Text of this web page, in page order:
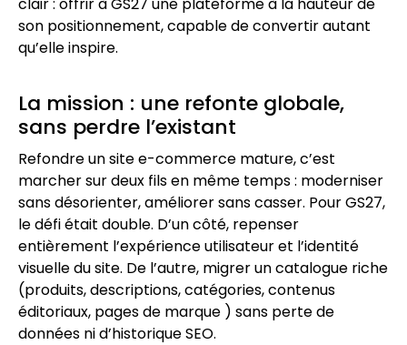
son positionnement, capable de convertir autant
qu’elle inspire.
La mission : une refonte globale,
sans perdre l’existant
Refondre un site e-commerce mature, c’est
marcher sur deux fils en même temps : moderniser
sans désorienter, améliorer sans casser. Pour GS27,
le défi était double. D’un côté, repenser
entièrement l’expérience utilisateur et l’identité
visuelle du site. De l’autre, migrer un catalogue riche
(produits, descriptions, catégories, contenus
éditoriaux, pages de marque ) sans perte de
données ni d’historique SEO.